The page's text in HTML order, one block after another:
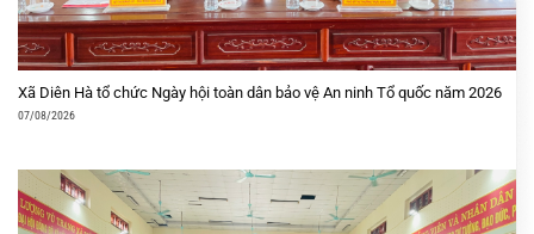
Xã Diên Hà tổ chức Ngày hội toàn dân bảo vệ An ninh Tổ quốc năm 2026
07/08/2026